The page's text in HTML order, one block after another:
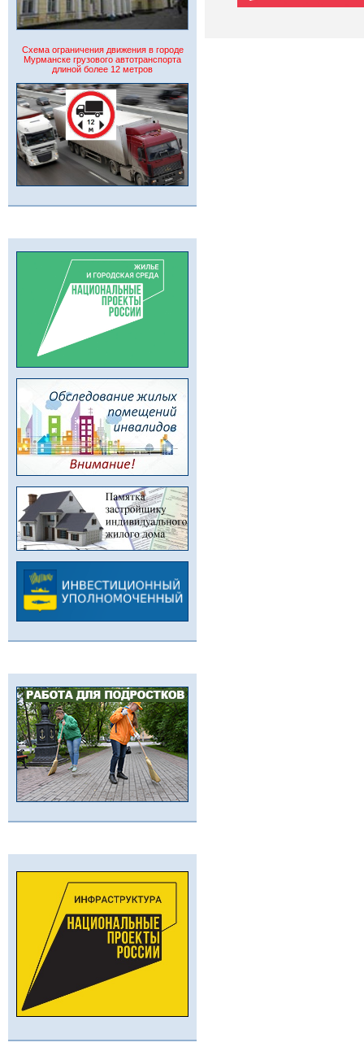
Схема ограничения движения в городе
Мурманске грузового автотранспорта
длиной более 12 метров